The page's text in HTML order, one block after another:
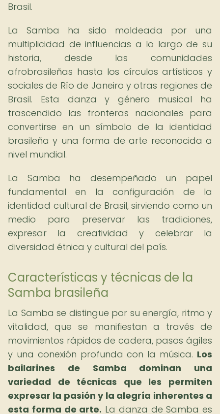
Brasil.
La Samba ha sido moldeada por una
multiplicidad de influencias a lo largo de su
historia, desde las comunidades
afrobrasileñas hasta los círculos artísticos y
sociales de Río de Janeiro y otras regiones de
Brasil. Esta danza y género musical ha
trascendido las fronteras nacionales para
convertirse en un símbolo de la identidad
brasileña y una forma de arte reconocida a
nivel mundial.
La Samba ha desempeñado un papel
fundamental en la configuración de la
identidad cultural de Brasil, sirviendo como un
medio para preservar las tradiciones,
expresar la creatividad y celebrar la
diversidad étnica y cultural del país.
Características y técnicas de la
Samba brasileña
La Samba se distingue por su energía, ritmo y
vitalidad, que se manifiestan a través de
movimientos rápidos de cadera, pasos ágiles
y una conexión profunda con la música. Los
bailarines de Samba dominan una
variedad de técnicas que les permiten
expresar la pasión y la alegría inherentes a
esta forma de arte. La danza de Samba es